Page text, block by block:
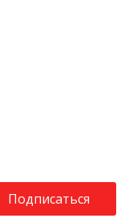
Подписаться